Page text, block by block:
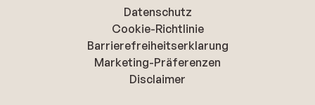
Datenschutz
Cookie-Richtlinie
Barrierefreiheitserklarung
Marketing-Präferenzen
Disclaimer